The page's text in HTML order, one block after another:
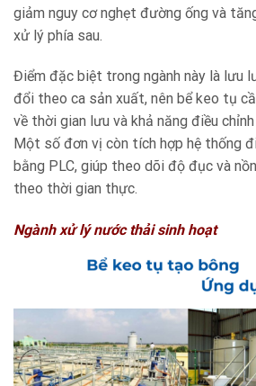
giảm nguy cơ nghẹt đường ống và
xử lý phía sau.
Điểm đặc biệt trong ngành này là lưu
đổi theo ca sản xuất, nên bể keo tụ
về thời gian lưu và khả năng điều
Một số đơn vị còn tích hợp hệ thống
bằng PLC, giúp theo dõi độ đục và
theo thời gian thực.
Ngành xử lý nước thải sinh hoạt